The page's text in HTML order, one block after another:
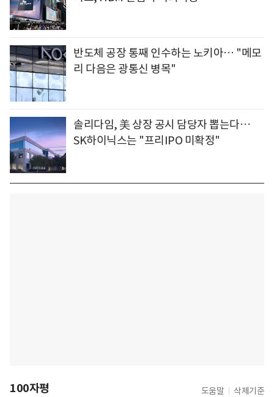
반도체 공장 통째 인수하는 노키아… "메모
리 다음은 광통신 병목"
솔리다임, 美 상장 공시 담당자 뽑는다…
SK하이닉스는 "프리IPO 미확정"
100자평 도움말 삭제기준